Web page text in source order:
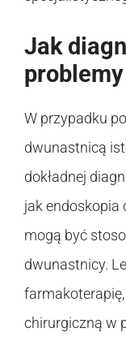
Jak
W przypadku
dwunastnicą
dokładnej
jak
mogą być
dwunastnicy.
chirurgiczną w